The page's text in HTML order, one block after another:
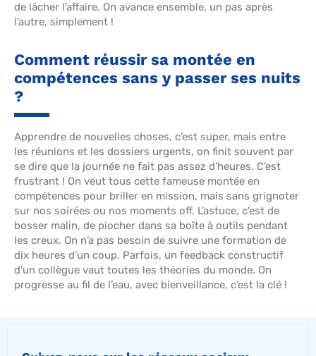
de lâcher l’affaire. On avance ensemble, un pas après
l’autre, simplement !
Comment réussir sa montée en
compétences sans y passer ses nuits
?
Apprendre de nouvelles choses, c’est super, mais entre
les réunions et les dossiers urgents, on finit souvent par
se dire que la journée ne fait pas assez d’heures. C’est
frustrant ! On veut tous cette fameuse montée en
compétences pour briller en mission, mais sans grignoter
sur nos soirées ou nos moments off. L’astuce, c’est de
bosser malin, de piocher dans sa boîte à outils pendant
les creux. On n’a pas besoin de suivre une formation de
dix heures d’un coup. Parfois, un feedback constructif
d’un collègue vaut toutes les théories du monde. On
progresse au fil de l’eau, avec bienveillance, c’est la clé !